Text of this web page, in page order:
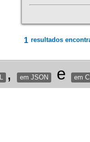
1 resultados
, em JSON e em